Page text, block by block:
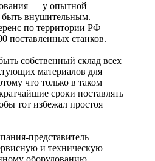
— у опытной
внушительным.
по территории РФ
поставленных станков.
собственный склад всех
материалов для
что только в таком
сроки поставлять
тот избежал простоя
­представитель
и техническую